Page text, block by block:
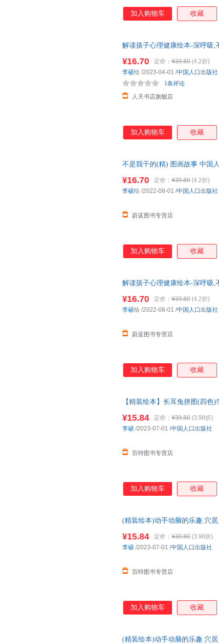
加入购物车 收藏
解读孩子心理健康绘本-深呼吸,
¥16.70 定价： ¥39.80 (4.2折)
人天书店旗舰店
1条评论
李硕绘 /2023-04-01 /中国人口出版社
加入购物车 收藏
不是我干的(精) 图画故事 中国
¥16.70 定价： ¥39.80 (4.2折)
蔚蓝图书专营店
李硕绘 /2022-08-01 /中国人口出版社
加入购物车 收藏
解读孩子心理健康绘本-深呼吸,
¥16.70 定价： ¥39.80 (4.2折)
蔚蓝图书专营店
李硕绘 /2022-08-01 /中国人口出版社
加入购物车 收藏
【精装绘本】长耳兔拼图(四色)
¥15.84 定价： ¥39.80 (3.98折)
百特图书专营店
李硕 /2023-07-01 /中国人口出版社
加入购物车 收藏
(精装绘本)动手动脑的乐趣.穴
¥15.84 定价： ¥39.80 (3.98折)
百特图书专营店
李硕 /2023-07-01 /中国人口出版社
加入购物车 收藏
(精装绘本)动手动脑的乐趣.穴